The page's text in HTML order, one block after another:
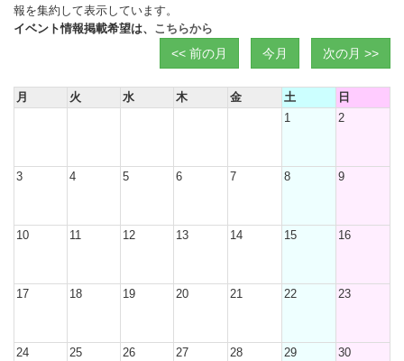
報を集約して表示しています。
イベント情報掲載希望は、 こちらから
<< 前の月 今月 次の月 >>
月 火 水 木 金 土
日
1
2
3 4 5 6 7 8 9
10 11 12 13 14 15 16
17 18 19 20 21 22 23
24 25 26 27 28
29
30